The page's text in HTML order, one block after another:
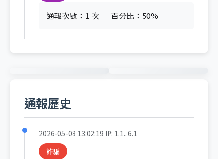
通報次數：1 次 百分比：50%
通報歷史
2026-05-08 13:02:19 IP: 1.1...6.1
詐騙